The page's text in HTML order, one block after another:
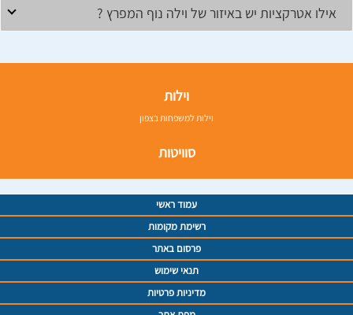
אילו אטרקציות יש באיזור של וילה נוף המפרץ ?
וילות
וילות למשפחות בצפון
סוויטות
עמוד ראשי
רשימת מקומות
פרסום באתר
תנאי שימוש
מדיניות פרטיות